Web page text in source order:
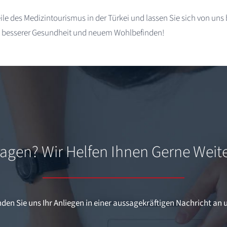
des Medizintourismus in der Türkei und lassen Sie sich von
besserer Gesundheit und neuem Wohlbefinden!
Wir Helfen Ihnen Gerne
Sie uns Ihr Anliegen in einer aussagekräftigen Nachricht an